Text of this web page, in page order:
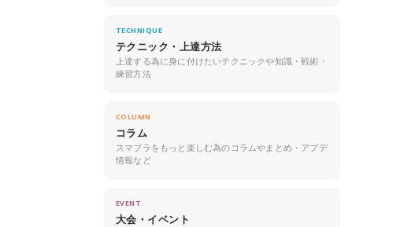
TECHNIQUE
テクニック・上達方法
上達する為に身に付けたいテクニックや知識・戦術・
練習方法
COLUMN
コラム
スマブラをもっと楽しむ為のコラムやまとめ・アプデ
情報など
EVENT
大会・イベント